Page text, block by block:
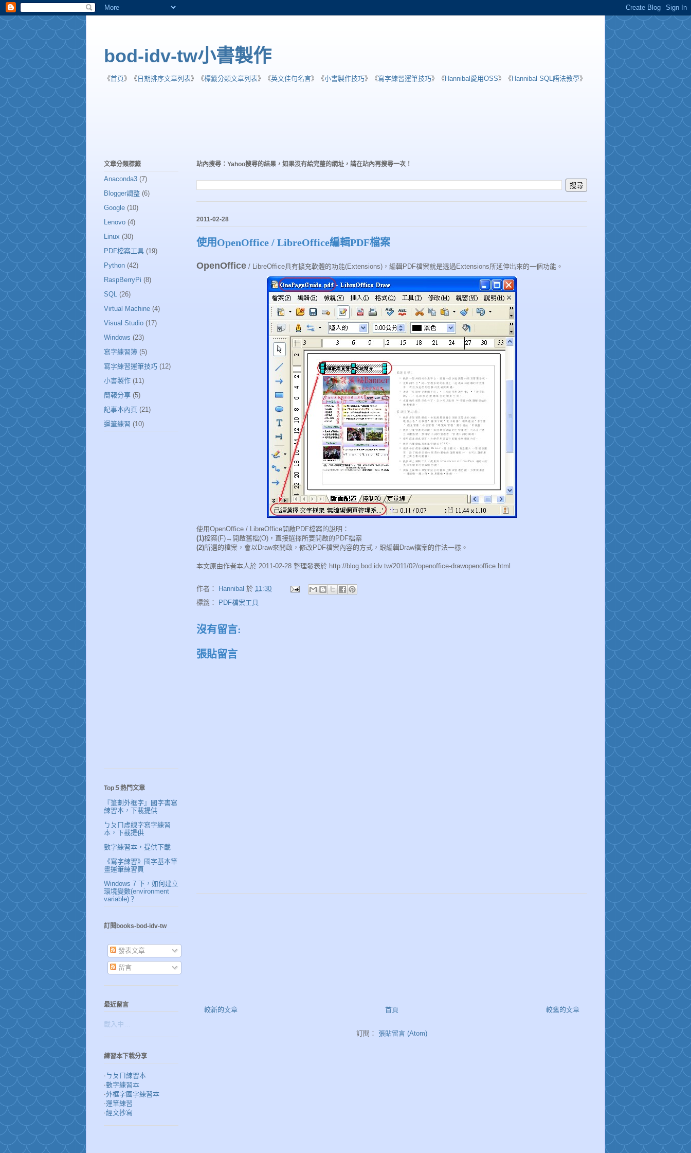
bod-idv-tw小書製作
《首頁》《 日期排序文章列表》《標籤分類文章列表》《英文佳句名言》《小書製作技巧》《寫字練習運筆技巧》《 Hannibal愛用OSS》《 Hannibal SQL語法教學》
站內搜尋：Yahoo搜尋的結果，如果沒有給完整的網址，請在站內再搜尋一次！
2011-02-28
使用OpenOffice / LibreOffice編輯PDF檔案
OpenOffice / LibreOffice具有擴充軟體的功能(Extensions)，編輯PDF檔案就是透過Extensions所延伸出來的一個功能。
使用OpenOffice / LibreOffice開啟PDF檔案的說明：
(1)檔案(F)→開啟舊檔(O)，直接選擇所要開啟的PDF檔案
(2)所選的檔案，會以Draw來開啟，修改PDF檔案內容的方式，跟編輯Draw檔案的作法一樣。
本文原由作者本人於 2011-02-28 整理發表於 http://blog.bod.idv.tw/2011/02/openoffice-drawopenoffice.html
作者： Hannibal 於 11:30
標籤：
PDF檔案工具
沒有留言:
張貼留言
較新的文章 較舊的文章
首頁
訂閱： 張貼留言 (Atom)
文章分類標籤
Anaconda3 (7)
Blogger調整 (6)
Google (10)
Lenovo (4)
Linux (30)
PDF檔案工具 (19)
Python (42)
RaspBerryPi (8)
SQL (26)
Virtual Machine (4)
Visual Studio (17)
Windows (23)
寫字練習簿 (5)
寫字練習運筆技巧 (12)
小書製作 (11)
簡報分享 (5)
記事本內頁 (21)
運筆練習 (10)
Top５熱門文章
『筆劃外框字』國字書寫
練習本，下載提供
ㄅㄆㄇ虛線字寫字練習
本，下載提供
數字練習本，提供下載
《寫字練習》國字基本筆
畫運筆練習頁
Windows 7 下，如何建立
環境變數(environment
variable)？
訂閱books-bod-idv-tw
發表文章
留言
最近留言
載入中…
練習本下載分享
‧ ㄅㄆㄇ練習本
‧數字練習本
‧外框字國字練習本
‧運筆練習
‧經文抄寫